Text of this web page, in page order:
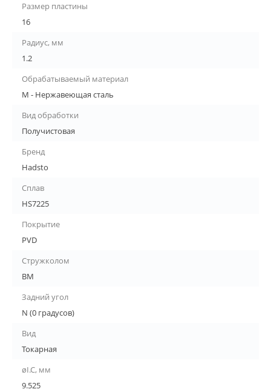
Размер пластины
16
Радиус, мм
1.2
Обрабатываемый материал
M - Нержавеющая сталь
Вид обработки
Получистовая
Бренд
Hadsto
Сплав
HS7225
Покрытие
PVD
Стружколом
BM
Задний угол
N (0 градусов)
Вид
Токарная
øI.C, мм
9.525